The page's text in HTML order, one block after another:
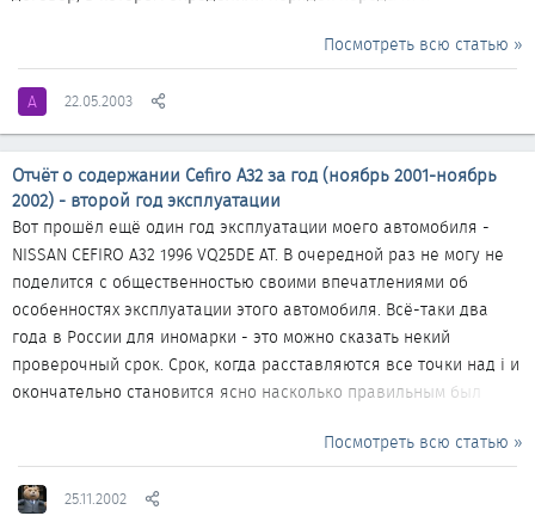
покупается не новый, я попросил в договор включить пункт,
согласно которому окончательный расчет и передача
автомобиля происходит только после диагностики ходовой
части и двигателя на специализированном сервисе (почему я
это выделил в отчете будет понятно чуть ниже по тексту).
ВЫБОР АВТОМОБИЛЯ До...
Посмотреть всю статью »
A 22.05.2003
Отчёт о содержании Cefiro A32 за год (ноябрь 2001-ноябрь
2002) - второй год эксплуатации
Вот прошёл ещё один год эксплуатации моего автомобиля -
NISSAN CEFIRO A32 1996 VQ25DE AT. В очередной раз не могу не
поделится с общественностью своими впечатлениями об
особенностях эксплуатации этого автомобиля. Всё-таки два
года в России для иномарки - это можно сказать некий
проверочный срок. Срок, когда расставляются все точки над i и
окончательно становится ясно насколько правильным был
выкладывал, желающие могут найти их по ссылке - первый год.
Кратко подведу итоги - на ремонт и плановое техническое
обслуживание тогда было потрачено $1040. Это сумма, не
Посмотреть всю статью »
25.11.2002